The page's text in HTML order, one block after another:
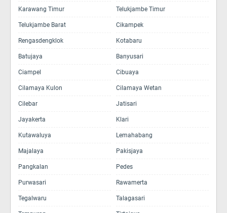
Karawang Timur Telukjambe Timur
Telukjambe Barat Cikampek
Rengasdengklok Kotabaru
Batujaya Banyusari
Ciampel Cibuaya
Cilamaya Kulon Cilamaya Wetan
Cilebar Jatisari
Jayakerta Klari
Kutawaluya Lemahabang
Majalaya Pakisjaya
Pangkalan Pedes
Purwasari Rawamerta
Tegalwaru Talagasari